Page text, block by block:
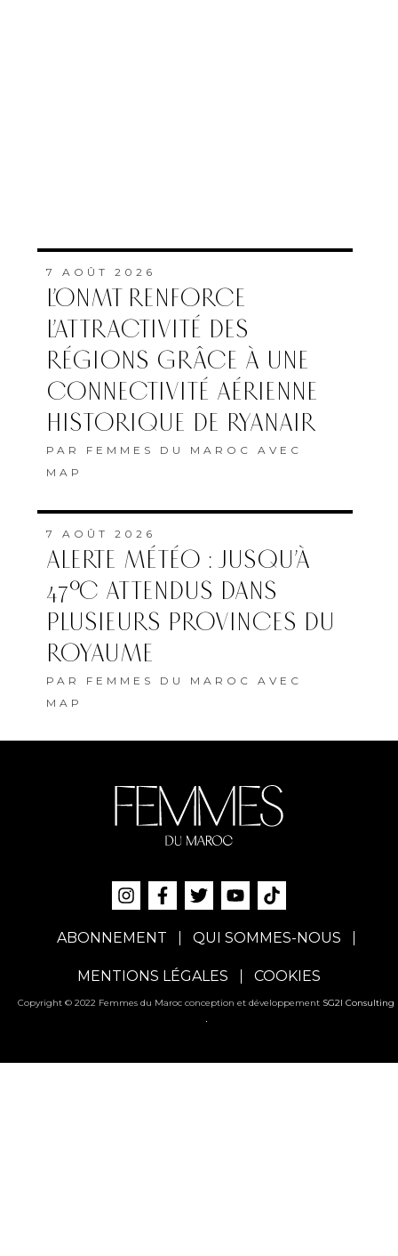
7 AOÛT 2026
L’ONMT RENFORCE
L’ATTRACTIVITÉ DES
RÉGIONS GRÂCE À UNE
CONNECTIVITÉ AÉRIENNE
HISTORIQUE DE RYANAIR
PAR FEMMES DU MAROC AVEC
MAP
7 AOÛT 2026
ALERTE MÉTÉO : JUSQU’À
47°C ATTENDUS DANS
PLUSIEURS PROVINCES DU
ROYAUME
PAR FEMMES DU MAROC AVEC
MAP
ABONNEMENT QUI SOMMES-NOUS
MENTIONS LÉGALES COOKIES
Copyright © 2022 Femmes du Maroc conception et développement SG2I Consulting